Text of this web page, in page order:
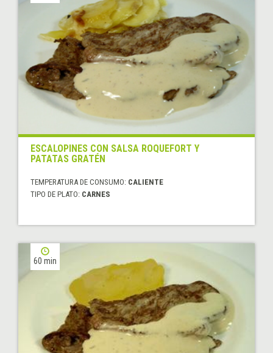
ESCALOPINES CON SALSA ROQUEFORT Y
PATATAS GRATÉN
TEMPERATURA DE CONSUMO: CALIENTE
TIPO DE PLATO: CARNES
60 min